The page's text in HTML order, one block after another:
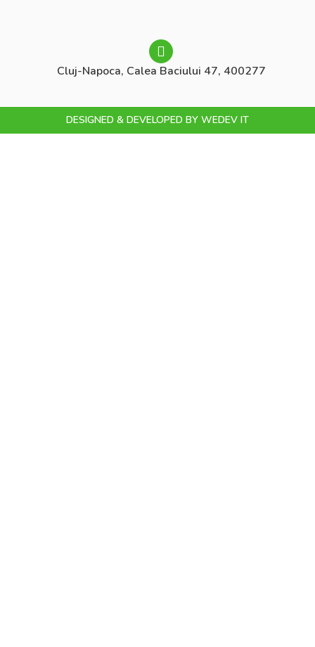
Cluj-Napoca, Calea Baciului 47, 400277
DESIGNED & DEVELOPED BY WEDEV IT